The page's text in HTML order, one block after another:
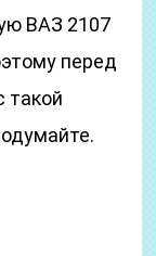
ВАЗ 2107
перед
такой